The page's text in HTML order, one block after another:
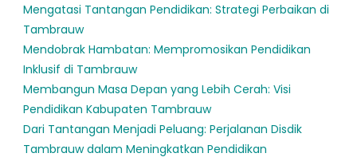
Mengatasi Tantangan Pendidikan: Strategi Perbaikan di
Tambrauw
Mendobrak Hambatan: Mempromosikan Pendidikan
Inklusif di Tambrauw
Membangun Masa Depan yang Lebih Cerah: Visi
Pendidikan Kabupaten Tambrauw
Dari Tantangan Menjadi Peluang: Perjalanan Disdik
Tambrauw dalam Meningkatkan Pendidikan